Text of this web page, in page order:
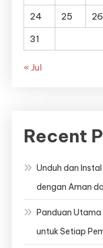
24
25 26
31
« Jul
Recent
Unduh dan
dengan Aman
Panduan Utama
untuk Setiap